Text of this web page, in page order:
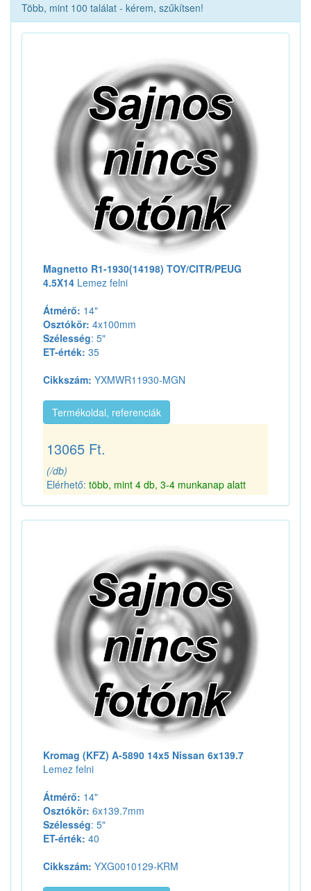
Több, mint 100 találat - kérem, szűkítsen!
Magnetto R1-1930(14198) TOY/CITR/PEUG
4.5X14 Lemez felni
Átmérő: 14"
Osztókör: 4x100mm
Szélesség: 5"
ET-érték: 35
Cikkszám: YXMWR11930-MGN
Termékoldal, referenciák
13065 Ft.
(/db)
Elérhető: több, mint 4 db, 3-4 munkanap alatt
Kromag (KFZ) A-5890 14x5 Nissan 6x139.7
Lemez felni
Átmérő: 14"
Osztókör: 6x139.7mm
Szélesség: 5"
ET-érték: 40
Cikkszám: YXG0010129-KRM